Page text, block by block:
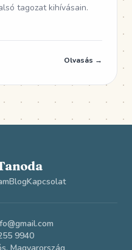
tagozat kihívásain.
Olvasás →
BlogKapcsolat
9940